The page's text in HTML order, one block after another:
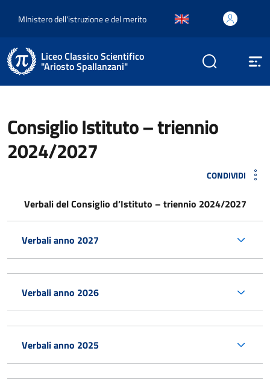
MInistero dell'istruzione e del merito
Liceo Classico Scientifico
"Ariosto Spallanzani"
Consiglio Istituto – triennio
2024/2027
CONDIVIDI
Verbali del Consiglio d’Istituto – triennio 2024/2027
Verbali anno 2027
Verbali anno 2026
Verbali anno 2025